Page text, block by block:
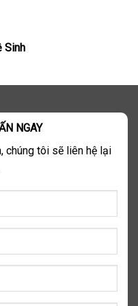
Sinh
NGAY
chúng tôi sẽ liên hệ lại